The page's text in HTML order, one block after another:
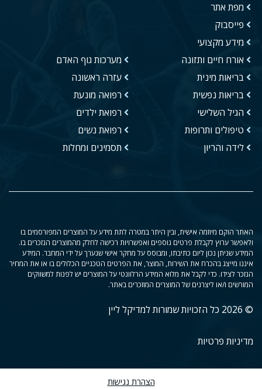
מפת אתר
פייסבוק
מידע מקצועי
אורח חיים ותזונה
בריאות מינית
בריאות נפשית
הגיל השלישי
טיפולים ותרופות
לידה והריון
מערכות גוף האדם
עזרה ראשונה
רפואה מונעת
רפואת ילדים
רפואת נשים
תסמינים ומחלות
האתר הוקם מיוזמה אישית, ובין היתר במטרה לתת מידע על המוצרים המפורסמים בו
ולאפשר ערוץ לקבלת פרטים נוספים ואפשרויות רכישה לחלק מהמוצרים הנזכרים בו.
המידע שניתן נכון ליום כתיבתו, ומבוסס על מחקר אישי שנערך על ידי המחבר. המידע
איננו מייצג בהכרח את השירות, המוצר, את הפרטים הטכניים הכלולים בו או את המחיר
הנזכר לצידו. כדי לקבל את מלוא המידע הרלוונטי על המוצרים יש לפנות למשווקים
המורשים ו/או ליצרנים של המוצרים המוזכרים באתר.
© 2026 כל הזכויות שמורות למדיקל ליין
מדיניות פרטיות
הצהרת נגישות